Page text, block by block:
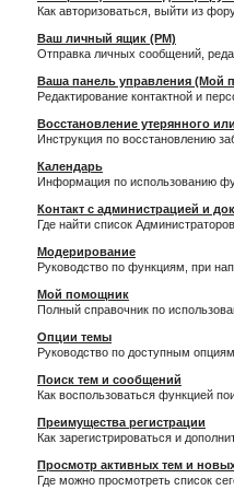
Как авторизоваться, выйти из
Ваш личный ящик (PM)
Отправка личных сообщений,
Ваша панель управления (Мой
Редактирование контактной и
Восстановление утерянного
Инструкция по восстановлению
Календарь
Информация по использованию
Контакт с администрацией и
Где найти список
Модерирование
Руководство по функциям, при
Мой помощник
Полный справочник по
Опции темы
Руководство по доступным
Поиск тем и сообщений
Как воспользоваться функцией
Преимущества регистрации
Как зарегистрироваться и
Просмотр активных тем и
Где можно просмотреть список